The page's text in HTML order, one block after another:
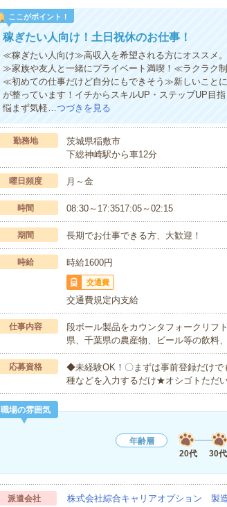
ここがポイント！
稼ぎたい人向け！土日祝休のお仕事！
≪稼ぎたい人向け≫高収入を希望される方にオススメ
≫家族や友人と一緒にプライベート満喫！≪ラクラク
≪初めての仕事だけど自分にもできそう≫新しいこと
が整っています！イチからスキルUP・ステップUP
悩まず気軽…つづきを見る
勤務地
茨城県稲敷市
下総神崎駅から車12分
曜日頻度 月～金
時間 08:30～17:3517:05～02:15
期間 長期でお仕事できる方、大歓迎！
時給 時給1600円
交通費
交通費規定内支給
仕事内容
段ボール製品をカウンタフォークリフ
県、千葉県の農産物、ビール等の飲料
応募資格
◆未経験OK！〇まずは事前登録だけ
種などを入力するだけ★オシゴトただ
職場の雰囲気
年齢層
20代
30代
派遣会社 株式会社綜合キャリアオプション 製造